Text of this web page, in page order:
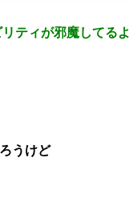
ティが邪魔してるよ
うけど